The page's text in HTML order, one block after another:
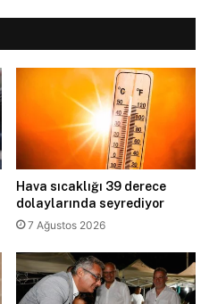
Hava sıcaklığı 39 derece
dolaylarında seyrediyor
7 Ağustos 2026